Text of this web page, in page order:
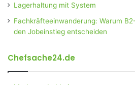
Lagerhaltung mit System
Fachkräfteeinwanderung: Warum
den Jobeinstieg entscheiden
Chefsache24.de